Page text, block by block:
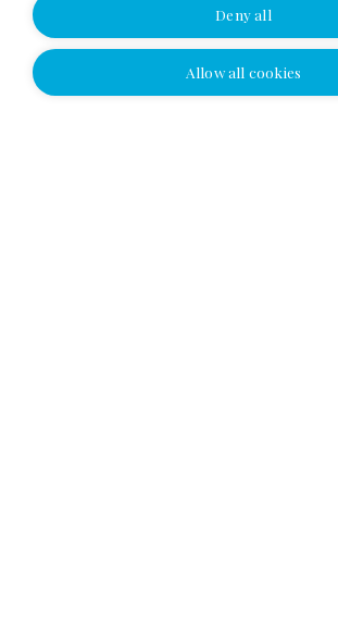
I wish to be contacted
Deny all
Allow all cookies